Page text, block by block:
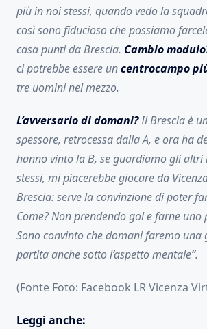
più in noi stessi, quando vedo la
così sono fiducioso che possiamo
casa punti da Brescia. Cambio
ci potrebbe essere uncentrocampo
tre uomini nel mezzo.
L’avversario di domani?Il Brescia è
spessore, retrocessa dalla A, e ora ha
hanno vinto la B, se guardiamo gli altri
stessi, mi piacerebbe giocare da
Brescia: serve la convinzione di poter
Come? Non prendendo gol e farne
Sono convinto che domani faremo una
partita anche sotto l’aspetto mentale”.
(Fonte Foto: Facebook LR Vicenza
Leggi anche: